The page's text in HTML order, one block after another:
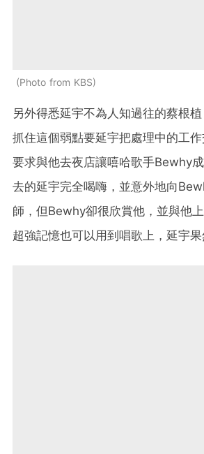
Photo from KBS
另外得悉延宇不為人知過往的蔡根植
抓住這個弱點要延宇把處理中的工
要求與他去夜店讓嘻哈歌手Bewhy
去的延宇完全喝嗨，並意外地向
師，但Bewhy卻很欣賞他，並與他
超強記憶也可以用到唱歌上，延宇果